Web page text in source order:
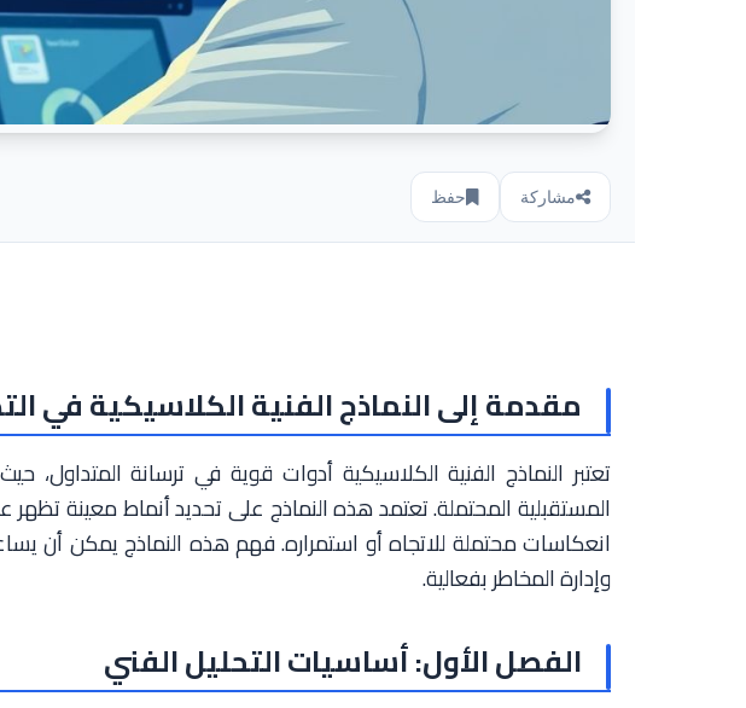
مشاركة حفظ
مقدمة إلى النماذج الفنية الكلاسيكية في
تعتبر النماذج الفنية الكلاسيكية أدوات قوية في ترسانة
المستقبلية المحتملة. تعتمد هذه النماذج على تحديد أنماط معينة تظهر
انعكاسات محتملة للاتجاه أو استمراره. فهم هذه النماذج يمكن أن
وإدارة المخاطر بفعالية.
الفصل الأول: أساسيات التحليل الفني